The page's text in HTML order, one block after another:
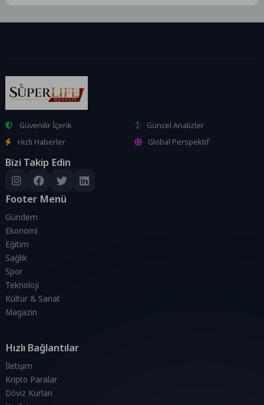
Mayıs’ta yapılacak renkli
Güvenilir İçerik
Güncel Analizler
Hızlı Haberler
Global Perspektif
Bizi Takip Edin
Footer Menü
Gündem
Ekonomi
Eğitim
Sağlık
Spor
Teknoloji
Kültür & Sanat
Magazin
Hızlı Bağlantılar
İletişim
Kripto Paralar
Döviz Kurları